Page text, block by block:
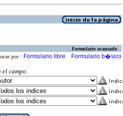
Formulario avanzado
por : Formulario libre Formulario b�sico
el campo